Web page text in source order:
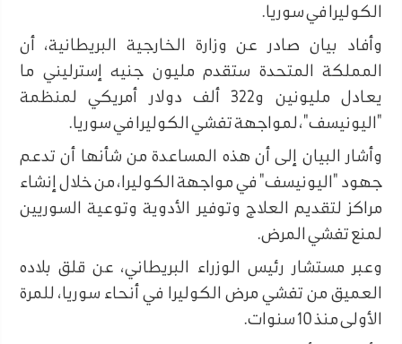
الكوليرا في سوريا.
وأفاد بيان صادر عن وزارة الخارجية البريطانية، أن
المملكة المتحدة ستقدم مليون جنيه إسترليني ما
يعادل مليونين و322 ألف دولار أمريكي لمنظمة
"اليونيسف"، لمواجهة تفشي الكوليرا في سوريا.
وأشار البيان إلى أن هذه المساعدة من شأنها أن تدعم
جهود "اليونيسف" في مواجهة الكوليرا، من خلال إنشاء
مراكز لتقديم العلاج وتوفير الأدوية وتوعية السوريين
لمنع تفشي المرض.
وعبر مستشار رئيس الوزراء البريطاني، عن قلق بلاده
العميق من تفشي مرض الكوليرا في أنحاء سوريا، للمرة
الأولى منذ 10 سنوات.